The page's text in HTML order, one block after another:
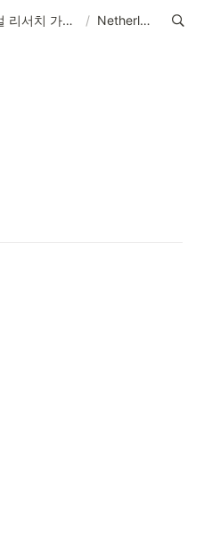
글로벌 리서치 가능 국가 목록 / Netherlands